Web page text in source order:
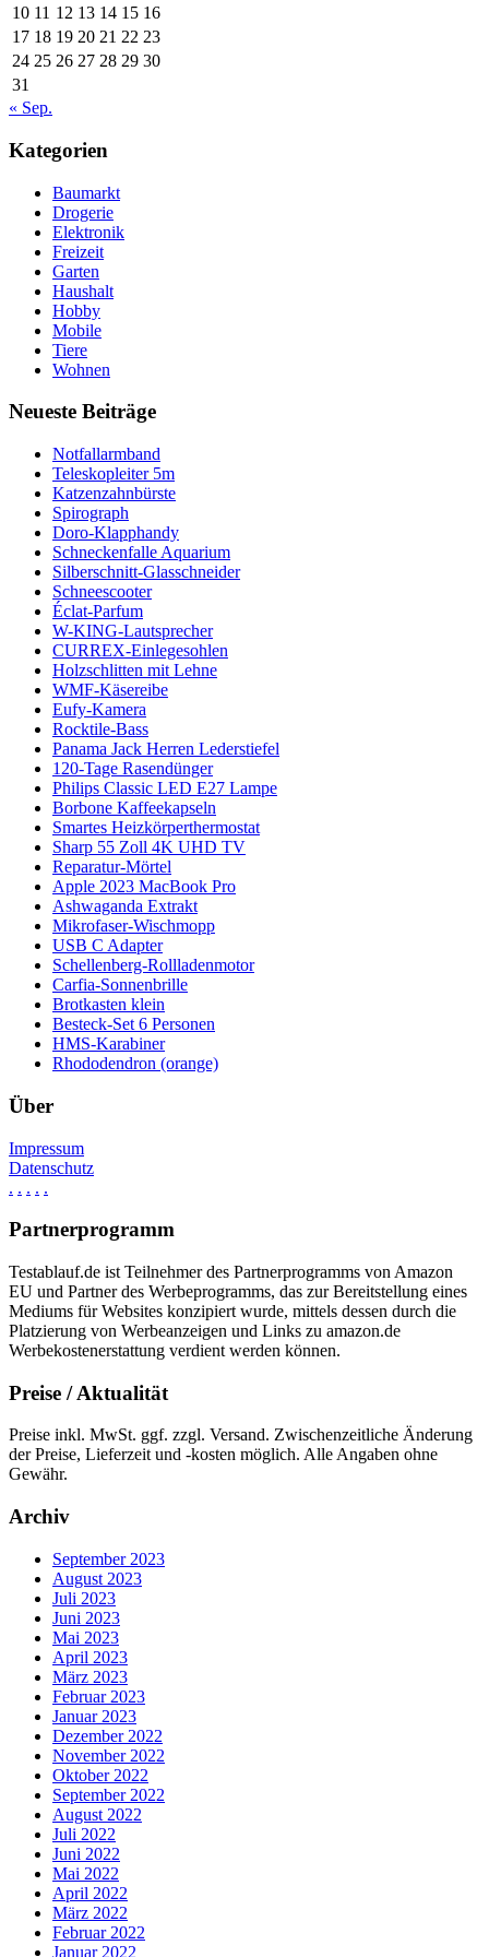
10 11 12 13 14 15 16
17 18 19 20 21 22 23
24 25 26 27 28 29 30
31
« Sep.
Kategorien
Baumarkt
Drogerie
Elektronik
Freizeit
Garten
Haushalt
Hobby
Mobile
Tiere
Wohnen
Neueste Beiträge
Notfallarmband
Teleskopleiter 5m
Katzenzahnbürste
Spirograph
Doro-Klapphandy
Schneckenfalle Aquarium
Silberschnitt-Glasschneider
Schneescooter
Éclat-Parfum
W-KING-Lautsprecher
CURREX-Einlegesohlen
Holzschlitten mit Lehne
WMF-Käsereibe
Eufy-Kamera
Rocktile-Bass
Panama Jack Herren Lederstiefel
120-Tage Rasendünger
Philips Classic LED E27 Lampe
Borbone Kaffeekapseln
Smartes Heizkörperthermostat
Sharp 55 Zoll 4K UHD TV
Reparatur-Mörtel
Apple 2023 MacBook Pro
Ashwaganda Extrakt
Mikrofaser-Wischmopp
USB C Adapter
Schellenberg-Rollladenmotor
Carfia-Sonnenbrille
Brotkasten klein
Besteck-Set 6 Personen
HMS-Karabiner
Rhododendron (orange)
Über
Impressum
Datenschutz
. . . . .
Partnerprogramm
Testablauf.de ist Teilnehmer des Partnerprogramms von Amazon
EU und Partner des Werbeprogramms, das zur Bereitstellung eines
Mediums für Websites konzipiert wurde, mittels dessen durch die
Platzierung von Werbeanzeigen und Links zu amazon.de
Werbekostenerstattung verdient werden können.
Preise / Aktualität
Preise inkl. MwSt. ggf. zzgl. Versand. Zwischenzeitliche Änderung
der Preise, Lieferzeit und -kosten möglich. Alle Angaben ohne
Gewähr.
Archiv
September 2023
August 2023
Juli 2023
Juni 2023
Mai 2023
April 2023
März 2023
Februar 2023
Januar 2023
Dezember 2022
November 2022
Oktober 2022
September 2022
August 2022
Juli 2022
Juni 2022
Mai 2022
April 2022
März 2022
Februar 2022
Januar 2022